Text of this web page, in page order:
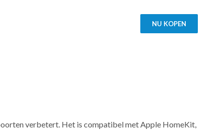
NU KOPEN
verbetert. Het is compatibel met Apple HomeKit,